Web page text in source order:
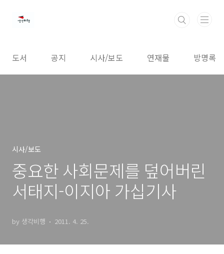
도서 공지 시사/보도 연재물 방명록
시사/보도
중요한 사회문제를 덮어버린
서태지-이지아 가십기사
by 생각비행 2011. 4. 25.